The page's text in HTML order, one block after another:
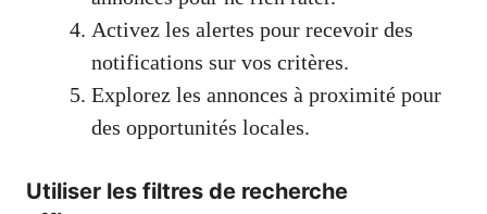
Activez les alertes pour recevoir des
notifications sur vos critères.
Explorez les annonces à proximité pour
des opportunités locales.
Utiliser les filtres de recherche